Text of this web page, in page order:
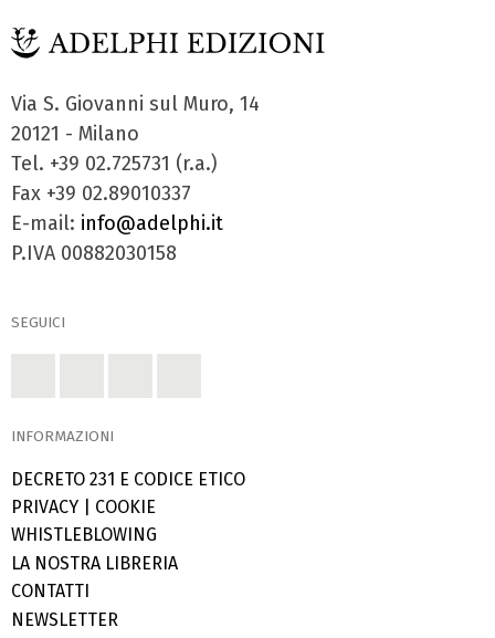
Via S. Giovanni sul Muro, 14
20121 - Milano
Tel. +39 02.725731 (r.a.)
Fax +39 02.89010337
E-mail: info@adelphi.it
P.IVA 00882030158
SEGUICI
INFORMAZIONI
DECRETO 231 E CODICE ETICO
PRIVACY
COOKIE
WHISTLEBLOWING
LA NOSTRA LIBRERIA
CONTATTI
NEWSLETTER